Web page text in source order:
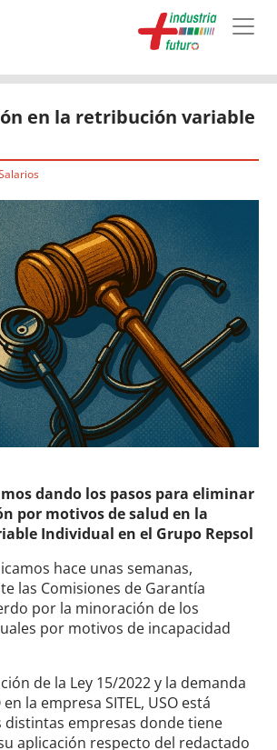
en la retribución variable
dando los pasos para eliminar
por motivos de salud en la
Individual en el Grupo Repsol
hace unas semanas,
las Comisiones de Garantía
por la minoración de los
por motivos de incapacidad
de la Ley 15/2022 y la demanda
la empresa SITEL, USO está
distintas empresas donde tiene
aplicación respecto del redactado